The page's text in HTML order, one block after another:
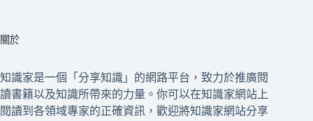
關於
知識家是一個「分享知識」的網路平台，致力於推廣閱
讀書籍以及知識所帶來的力量。你可以在知識家網站上
閱讀到各領域專家的正確資訊，歡迎將知識家網站分享